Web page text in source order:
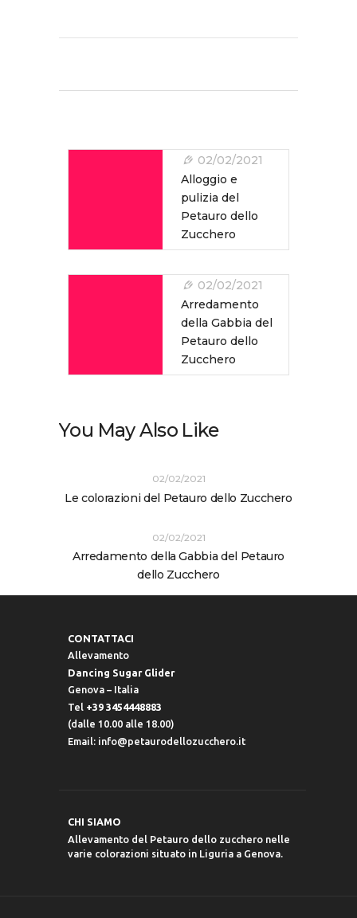
02/02/2021
Alloggio e
pulizia del
Petauro dello
Zucchero
02/02/2021
Arredamento
della Gabbia del
Petauro dello
Zucchero
You May Also Like
02/02/2021
Le colorazioni del Petauro dello Zucchero
02/02/2021
Arredamento della Gabbia del Petauro
dello Zucchero
CONTATTACI
Allevamento
Dancing Sugar Glider
Genova – Italia
Tel +39 3454448883
(dalle 10.00 alle 18.00)
Email: info@petaurodellozucchero.it
CHI SIAMO
Allevamento del Petauro dello zucchero nelle
varie colorazioni situato in Liguria a Genova.